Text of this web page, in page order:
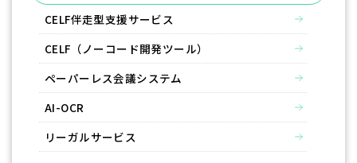
CELF伴走型支援サービス
CELF（ノーコード開発ツール）
ペーパーレス会議システム
AI-OCR
リーガルサービス